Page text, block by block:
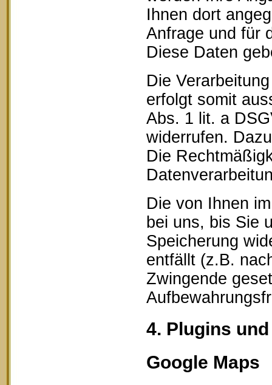
Ihnen dort
Anfrage und für
Diese Daten
Die
erfolgt somit
Abs. 1 lit. a
widerrufen.
Die
Die von Ihnen
bei uns, bis Sie
Speicherung
entfällt (z.B.
Zwingende
4. Plugins
Google Maps